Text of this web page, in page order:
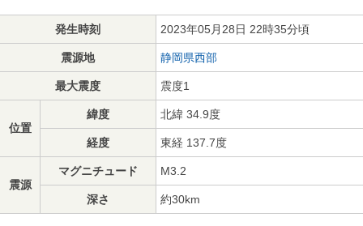
発生時刻 2023年05月28日 22時35分頃
震源地 静岡県西部
最大震度 震度1
位置
緯度 北緯 34.9度
経度 東経 137.7度
震源
マグニチュード M3.2
深さ 約30km